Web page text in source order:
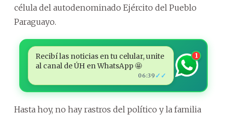
célula del autodenominado Ejército del Pueblo
Paraguayo.
Recibí las noticias en tu celular, unite
al canal de ÚH en WhatsApp 🤩
06:39 ✓✓
1
Hasta hoy, no hay rastros del político y la familia